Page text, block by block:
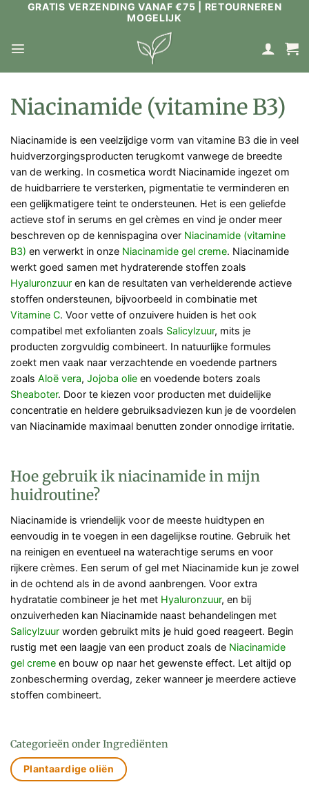
GRATIS VERZENDING VANAF €75 | RETOURNEREN
MOGELIJK
Niacinamide (vitamine B3)
Niacinamide is een veelzijdige vorm van vitamine B3 die in veel
huidverzorgingsproducten terugkomt vanwege de breedte
van de werking. In cosmetica wordt Niacinamide ingezet om
de huidbarriere te versterken, pigmentatie te verminderen en
een gelijkmatigere teint te ondersteunen. Het is een geliefde
actieve stof in serums en gel crèmes en vind je onder meer
beschreven op de kennispagina over Niacinamide (vitamine
B3) en verwerkt in onze Niacinamide gel creme. Niacinamide
werkt goed samen met hydraterende stoffen zoals
Hyaluronzuur en kan de resultaten van verhelderende actieve
stoffen ondersteunen, bijvoorbeeld in combinatie met
Vitamine C. Voor vette of onzuivere huiden is het ook
compatibel met exfolianten zoals Salicylzuur, mits je
producten zorgvuldig combineert. In natuurlijke formules
zoekt men vaak naar verzachtende en voedende partners
zoals Aloë vera, Jojoba olie en voedende boters zoals
Sheaboter. Door te kiezen voor producten met duidelijke
concentratie en heldere gebruiksadviezen kun je de voordelen
van Niacinamide maximaal benutten zonder onnodige irritatie.
Hoe gebruik ik niacinamide in mijn
huidroutine?
Niacinamide is vriendelijk voor de meeste huidtypen en
eenvoudig in te voegen in een dagelijkse routine. Gebruik het
na reinigen en eventueel na waterachtige serums en voor
rijkere crèmes. Een serum of gel met Niacinamide kun je zowel
in de ochtend als in de avond aanbrengen. Voor extra
hydratatie combineer je het met Hyaluronzuur, en bij
onzuiverheden kan Niacinamide naast behandelingen met
Salicylzuur worden gebruikt mits je huid goed reageert. Begin
rustig met een laagje van een product zoals de Niacinamide
gel creme en bouw op naar het gewenste effect. Let altijd op
zonbescherming overdag, zeker wanneer je meerdere actieve
stoffen combineert.
Categorieën onder Ingrediënten
Plantaardige oliën